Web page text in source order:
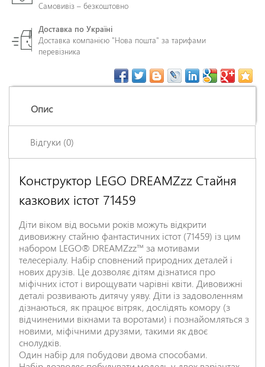
Самовивіз – безкоштовно
Доставка по Україні
Доставка компанією "Нова пошта" за тарифами
перевізника
Опис
Відгуки (0)
Конструктор LEGO DREAMZzz Стайня
казкових істот 71459
Діти віком від восьми років можуть відкрити
дивовижну стайню фантастичних істот (71459) із цим
набором LEGO® DREAMZzz™ за мотивами
телесеріалу. Набір сповнений природних деталей і
нових друзів. Це дозволяє дітям дізнатися про
міфічних істот і вирощувати чарівні квіти. Дивовижні
деталі розвивають дитячу уяву. Діти із задоволенням
дізнаються, як працює вітряк, дослідять комору (з
відчиненими вікнами та воротами) і познайомляться з
новими, міфічними друзями, такими як двоє
снолудків.
Один набір для побудови двома способами.
Залишіть відгук про цей товар першими
*
Ім'я
*
Заголовок відгуку
*
Відгук